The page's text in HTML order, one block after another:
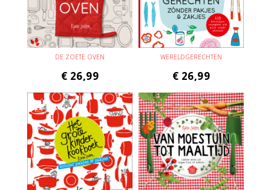
DE ZOETE OVEN
€ 26,99
WERELDGERECHTEN
€ 26,99